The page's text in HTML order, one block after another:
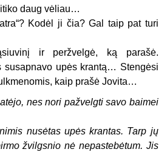
daug vėliau…
Kodėl ji čia? Gal taip pat turi
ir peržvelgė, ką parašė.
susapnavo upės krantą… Stengėsi
kaip prašė Jovita…
nes nori pažvelgti savo baimei
nusėtas upės krantas. Tarp jų
žvilgsnio nė nepastebėtum. Jis